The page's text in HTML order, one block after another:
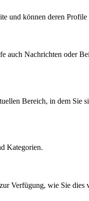
und können deren Profile
auch Nachrichten oder
Bereich, in dem Sie
Kategorien.
Verfügung, wie Sie